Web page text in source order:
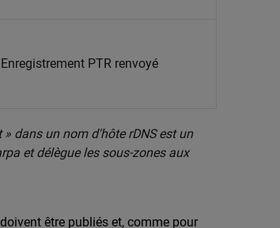
Enregistrement PTR renvoyé
dans un nom d'hôte rDNS est un
et délègue les sous-zones aux
être publiés et, comme pour